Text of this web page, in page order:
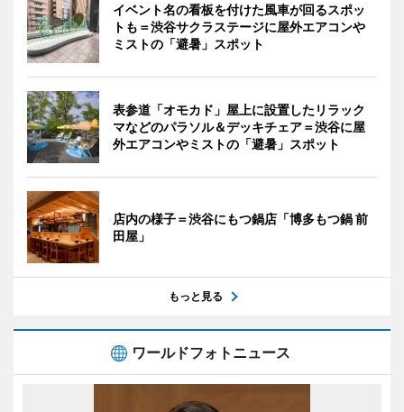
イベント名の看板を付けた風車が回るスポッ
トも＝渋谷サクラステージに屋外エアコンや
ミストの「避暑」スポット
表参道「オモカド」屋上に設置したリラック
マなどのパラソル＆デッキチェア＝渋谷に屋
外エアコンやミストの「避暑」スポット
店内の様子＝渋谷にもつ鍋店「博多もつ鍋 前
田屋」
もっと見る
ワールドフォトニュース